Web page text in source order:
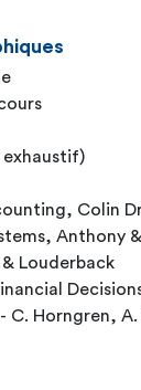
exhaustif)
Colin
Anthony
Louderback
Horngren, A.